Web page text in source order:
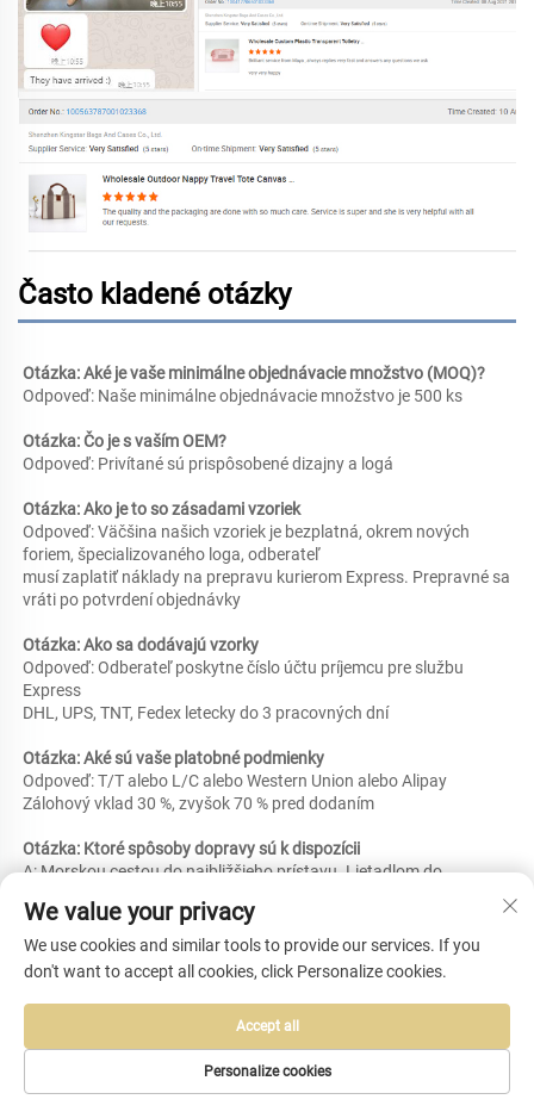
Často kladené otázky
Otázka: Aké je vaše minimálne objednávacie množstvo (MOQ)?
Odpoveď: Naše minimálne objednávacie množstvo je 500 ks
Otázka: Čo je s vaším OEM?
Odpoveď: Privítané sú prispôsobené dizajny a logá
Otázka: Ako je to so zásadami vzoriek
Odpoveď: Väčšina našich vzoriek je bezplatná, okrem nových
foriem, špecializovaného loga, odberateľ
musí zaplatiť náklady na prepravu kurierom Express. Prepravné sa
vráti po potvrdení objednávky
Otázka: Ako sa dodávajú vzorky
Odpoveď: Odberateľ poskytne číslo účtu príjemcu pre službu
Express
DHL, UPS, TNT, Fedex letecky do 3 pracovných dní
Otázka: Aké sú vaše platobné podmienky
Odpoveď: T/T alebo L/C alebo Western Union alebo Alipay
Zálohový vklad 30 %, zvyšok 70 % pred dodaním
Otázka: Ktoré spôsoby dopravy sú k dispozícii
A: Morskou cestou do najbližšieho prístavu. Lietadlom do
Q: Prečo si vyberiete Kingstar Bag&Cases ako najlepšiu voľbu
A: 1. Naše normy pre výber surovín sú prísné, používame len
2. Sme pôvodná továreň, ktorá eliminuje všetky náklady
medzidistribúcie a ponúka konkurencieschopné ceny
3. Kontrolujeme kvalitu až 6-krát podľa rôznych úrovní
4. Máme vynikajúci predajný tím a zručný dizajnový tím, ktoré
dokážu poskytnúť individuálne riešenia na mieru konkrétnym
We value your privacy
We use cookies and similar tools to provide our services. If you
don't want to accept all cookies, click Personalize cookies.
Personalize cookies
Accept all